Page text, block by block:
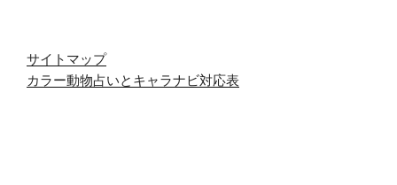
サイトマップ
カラー動物占いとキャラナビ対応表